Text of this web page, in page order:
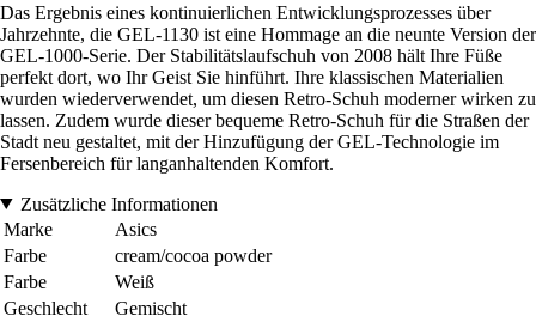
Das Ergebnis eines kontinuierlichen Entwicklungsprozesses über
Jahrzehnte, die GEL-1130 ist eine Hommage an die neunte Version der
GEL-1000-Serie. Der Stabilitätslaufschuh von 2008 hält Ihre Füße
perfekt dort, wo Ihr Geist Sie hinführt. Ihre klassischen Materialien
wurden wiederverwendet, um diesen Retro-Schuh moderner wirken zu
lassen. Zudem wurde dieser bequeme Retro-Schuh für die Straßen der
Stadt neu gestaltet, mit der Hinzufügung der GEL-Technologie im
Fersenbereich für langanhaltenden Komfort.
Zusätzliche Informationen
Marke
Asics
Farbe
cream/cocoa powder
Farbe
Weiß
Geschlecht
Gemischt